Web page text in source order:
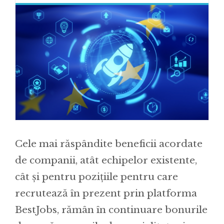
Cele mai răspândite beneficii acordate
de companii, atât echipelor existente,
cât și pentru pozițiile pentru care
recrutează în prezent prin platforma
BestJobs, rămân în continuare bonurile